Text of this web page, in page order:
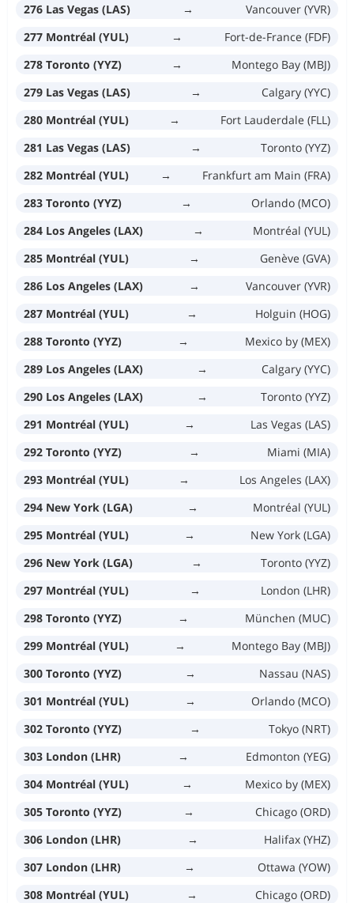
276 Las Vegas (LAS)
→
Vancouver (YVR)
277 Montréal (YUL)
→
Fort-de-France (FDF)
278 Toronto (YYZ)
→
Montego Bay (MBJ)
279 Las Vegas (LAS)
→
Calgary (YYC)
280 Montréal (YUL)
→
Fort Lauderdale (FLL)
281 Las Vegas (LAS)
→
Toronto (YYZ)
282 Montréal (YUL)
→
Frankfurt am Main (FRA)
283 Toronto (YYZ)
→
Orlando (MCO)
284 Los Angeles (LAX)
→
Montréal (YUL)
285 Montréal (YUL)
→
Genève (GVA)
286 Los Angeles (LAX)
→
Vancouver (YVR)
287 Montréal (YUL)
→
Holguin (HOG)
288 Toronto (YYZ)
→
Mexico by (MEX)
289 Los Angeles (LAX)
→
Calgary (YYC)
290 Los Angeles (LAX)
→
Toronto (YYZ)
291 Montréal (YUL)
→
Las Vegas (LAS)
292 Toronto (YYZ)
→
Miami (MIA)
293 Montréal (YUL)
→
Los Angeles (LAX)
294 New York (LGA)
→
Montréal (YUL)
295 Montréal (YUL)
→
New York (LGA)
296 New York (LGA)
→
Toronto (YYZ)
297 Montréal (YUL)
→
London (LHR)
298 Toronto (YYZ)
→
München (MUC)
299 Montréal (YUL)
→
Montego Bay (MBJ)
300 Toronto (YYZ)
→
Nassau (NAS)
301 Montréal (YUL)
→
Orlando (MCO)
302 Toronto (YYZ)
→
Tokyo (NRT)
303 London (LHR)
→
Edmonton (YEG)
304 Montréal (YUL)
→
Mexico by (MEX)
305 Toronto (YYZ)
→
Chicago (ORD)
306 London (LHR)
→
Halifax (YHZ)
307 London (LHR)
→
Ottawa (YOW)
308 Montréal (YUL)
→
Chicago (ORD)